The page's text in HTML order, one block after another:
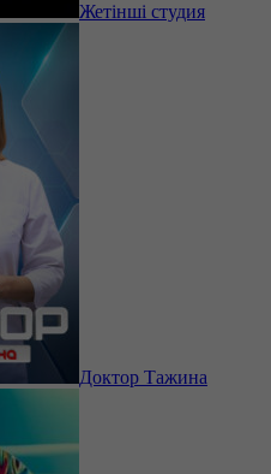
Жетінші студия
Доктор Тажина